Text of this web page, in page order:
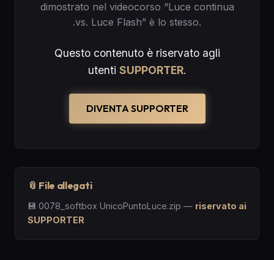
dimostrato nel videocorso “Luce continua
.vs. Luce Flash” è lo stesso.
Questo contenuto è riservato agli
utenti SUPPORTER.
DIVENTA SUPPORTER
📎 File allegati
💾 0078_softbox UnicoPuntoLuce.zip — riservato ai
SUPPORTER